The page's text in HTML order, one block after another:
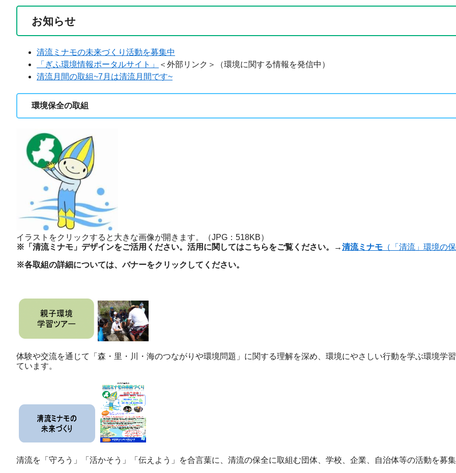
お知らせ
清流ミナモの未来づくり活動を募集中
「ぎふ環境情報ポータルサイト」
＜外部リンク＞
（環境に関する情報を発信中）
清流月間の取組~7月は清流月間です~
環境保全の取組
イラストをクリックすると大きな画像が開きます。（JPG：518KB）
※「清流ミナモ」デザインをご活用ください。活用に関してはこちらをご覧ください。→清流ミナモ （「清流」環境の
※各取組の詳細については、バナーをクリックしてください。
体験や交流を通じて「森・里・川・海のつながりや環境問題」に関する理解を深め、環境にやさしい行動を学ぶ環境学
ています。
清流を「守ろう」「活かそう」「伝えよう」を合言葉に、清流の保全に取組む団体、学校、企業、自治体等の活動を募